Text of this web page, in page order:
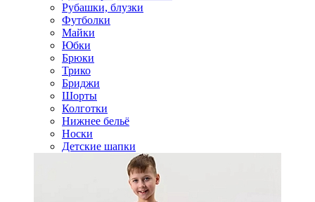
Рубашки, блузки
Футболки
Майки
Юбки
Брюки
Трико
Бриджи
Шорты
Колготки
Нижнее бельё
Носки
Детские шапки